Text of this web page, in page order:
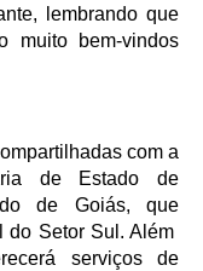
lembrando que
muito bem-vindos
com a
de Estado de
de Goiás, que
do Setor Sul. Além
serviços de